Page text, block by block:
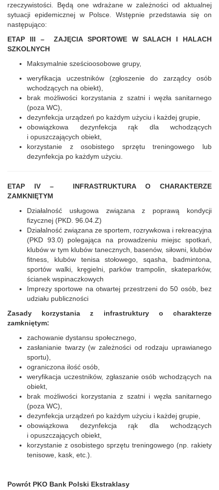
rzeczywistości. Będą one wdrażane w zależności od aktualnej
sytuacji epidemicznej w Polsce. Wstępnie przedstawia się on
następująco:
ETAP III –
ZAJĘCIA SPORTOWE W SALACH I HALACH
SZKOLNYCH
Maksymalnie sześcioosobowe grupy,
weryfikacja uczestników (zgłoszenie do zarządcy osób
wchodzących na obiekt),
brak możliwości korzystania z szatni i węzła sanitarnego
(poza WC),
dezynfekcja urządzeń po każdym użyciu i każdej grupie,
obowiązkowa dezynfekcja rąk dla wchodzących
i opuszczających obiekt,
korzystanie z osobistego sprzętu treningowego lub
dezynfekcja po każdym użyciu.
ETAP IV–
INFRASTRUKTURA O CHARAKTERZE
ZAMKNIĘTYM
Działalność usługowa związana z poprawą kondycji
fizycznej (PKD. 96.04.Z)
Działalność związana ze sportem, rozrywkowa i rekreacyjna
(PKD 93.0) polegająca na prowadzeniu miejsc spotkań,
klubów w tym klubów tanecznych, basenów, siłowni, klubów
fitness, klubów tenisa stołowego, sqasha, badmintona,
sportów walki, kręgielni, parków trampolin, skateparków,
ścianek wspinaczkowych
Imprezy sportowe na otwartej przestrzeni do 50 osób, bez
udziału publiczności
Zasady korzystania z infrastruktury o charakterze
zamkniętym:
zachowanie dystansu społecznego,
zasłanianie twarzy (w zależności od rodzaju uprawianego
sportu),
ograniczona ilość osób,
weryfikacja uczestników, zgłaszanie osób wchodzących na
obiekt,
brak możliwości korzystania z szatni i węzła sanitarnego
(poza WC),
dezynfekcja urządzeń po każdym użyciu i każdej grupie,
obowiązkowa dezynfekcja rąk dla wchodzących
i opuszczających obiekt,
korzystanie z osobistego sprzętu treningowego (np. rakiety
tenisowe, kask, etc.).
Powrót PKO Bank Polski Ekstraklasy